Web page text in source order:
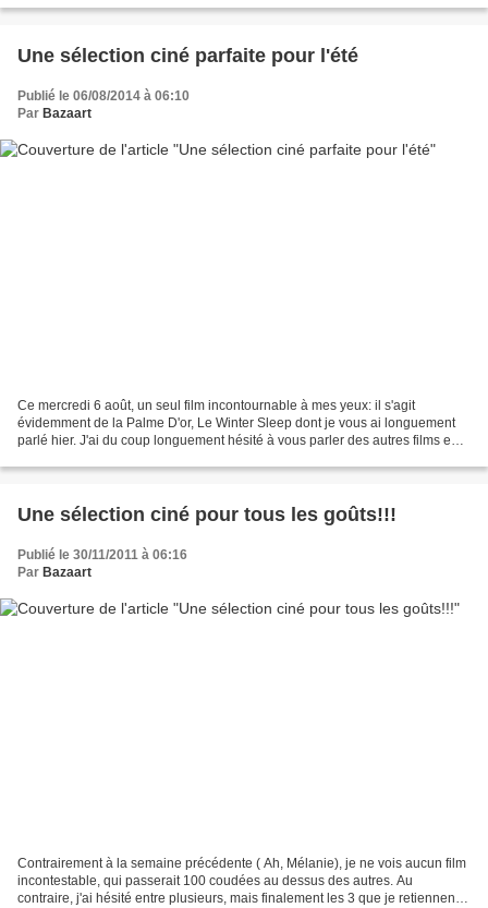
Une sélection ciné parfaite pour l'été
Publié le 06/08/2014 à 06:10
Par Bazaart
Ce mercredi 6 août, un seul film incontournable à mes yeux: il s'agit
évidemment de la Palme D'or, Le Winter Sleep dont je vous ai longuement
parlé hier. J'ai du coup longuement hésité à vous parler des autres films en
Une sélection ciné pour tous les goûts!!!
Publié le 30/11/2011 à 06:16
Par Bazaart
Contrairement à la semaine précédente ( Ah, Mélanie), je ne vois aucun film
incontestable, qui passerait 100 coudées au dessus des autres. Au
contraire, j'ai hésité entre plusieurs, mais finalement les 3 que je retiennent